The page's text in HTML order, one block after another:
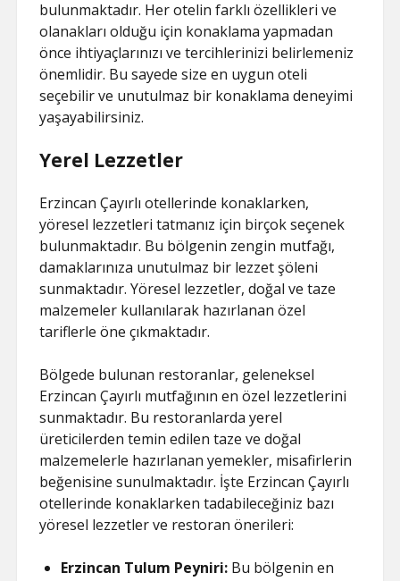
bulunmaktadır. Her otelin farklı özellikleri ve
olanakları olduğu için konaklama yapmadan
önce ihtiyaçlarınızı ve tercihlerinizi belirlemeniz
önemlidir. Bu sayede size en uygun oteli
seçebilir ve unutulmaz bir konaklama deneyimi
yaşayabilirsiniz.
Yerel Lezzetler
Erzincan Çayırlı otellerinde konaklarken,
yöresel lezzetleri tatmanız için birçok seçenek
bulunmaktadır. Bu bölgenin zengin mutfağı,
damaklarınıza unutulmaz bir lezzet şöleni
sunmaktadır. Yöresel lezzetler, doğal ve taze
malzemeler kullanılarak hazırlanan özel
tariflerle öne çıkmaktadır.
Bölgede bulunan restoranlar, geleneksel
Erzincan Çayırlı mutfağının en özel lezzetlerini
sunmaktadır. Bu restoranlarda yerel
üreticilerden temin edilen taze ve doğal
malzemelerle hazırlanan yemekler, misafirlerin
beğenisine sunulmaktadır. İşte Erzincan Çayırlı
otellerinde konaklarken tadabileceğiniz bazı
yöresel lezzetler ve restoran önerileri:
Erzincan Tulum Peyniri: Bu bölgenin en